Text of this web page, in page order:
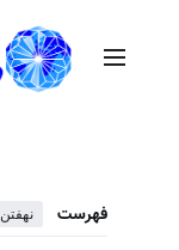
منوی اصلی
فهرست نهفتن